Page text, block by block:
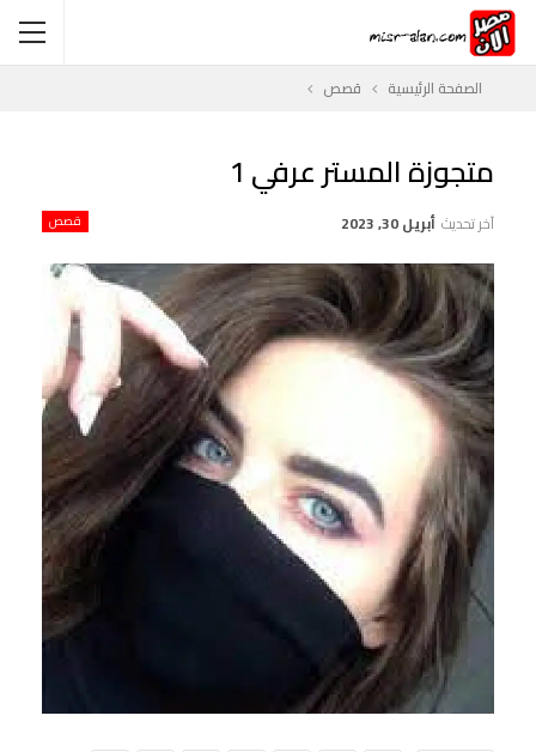
الصفحة الرئيسية قصص
متجوزة المستر عرفي 1
قصص آخر تحديث أبريل 30, 2023